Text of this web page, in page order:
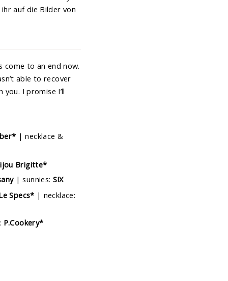
auf die Bilder von
to an end now.
able to recover
I promise I’ll
| necklace &
Brigitte*
| sunnies: SIX
Specs* | necklace:
P.Cookery*